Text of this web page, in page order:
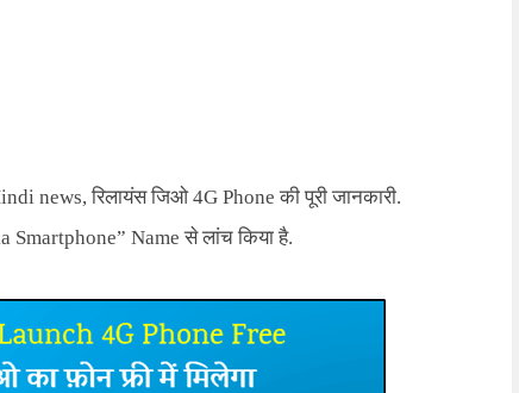
news,रिलायंस जिओ4G Phone की पूरी जानकारी.
Smartphone” Nameसे लांच किया है.